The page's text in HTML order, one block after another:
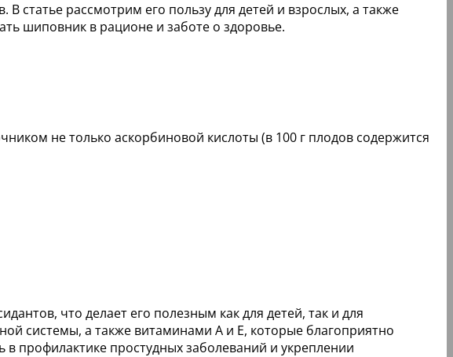
рассмотрим его пользу для детей и взрослых, а также
шиповник в рационе и заботе о здоровье.
не только аскорбиновой кислоты (в 100 г плодов содержится
что делает его полезным как для детей, так и для
системы, а также витаминами A и E, которые благоприятно
профилактике простудных заболеваний и укреплении